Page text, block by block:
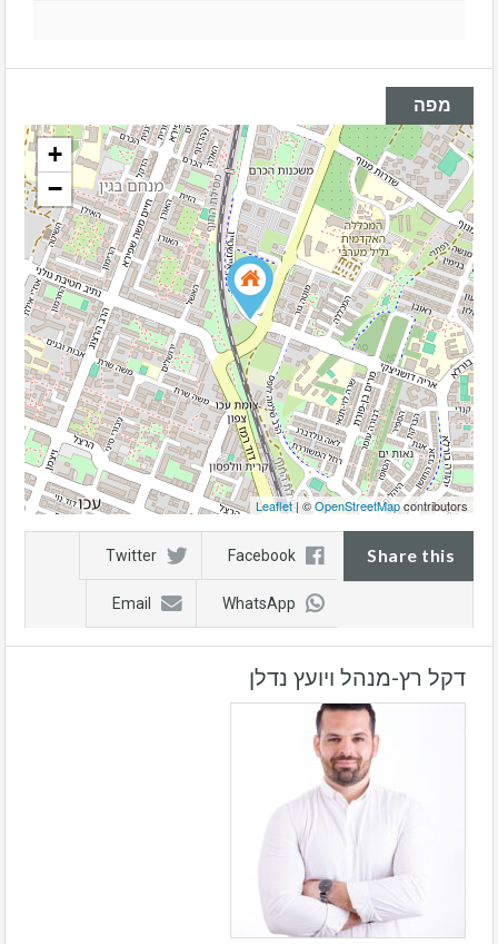
מפה
+
−
Leaflet| ©OpenStreetMapcontributors
Share this
Facebook
Twitter
WhatsApp
Email
דקל רץ-מנהל ויועץ נדלן